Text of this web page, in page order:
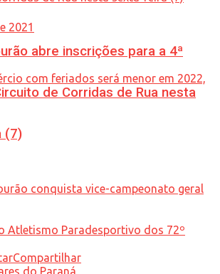
abre inscrições para a 4ª
de Corridas de Rua nesta
(7)
2021
Compartilhar